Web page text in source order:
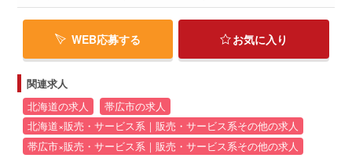
WEB応募する お気に入り
関連求人
北海道の求人
帯広市の求人
北海道×販売・サービス系｜販売・サービス系その他の求人
帯広市×販売・サービス系｜販売・サービス系その他の求人